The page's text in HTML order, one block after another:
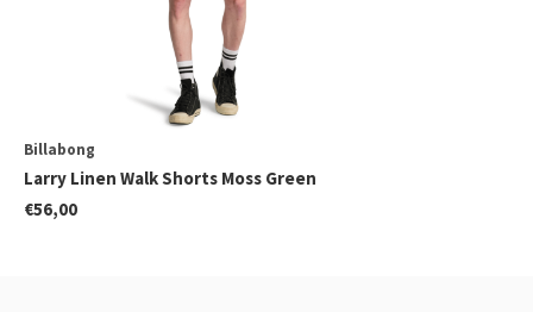
Billabong
Larry Linen Walk Shorts Moss Green
€56,00